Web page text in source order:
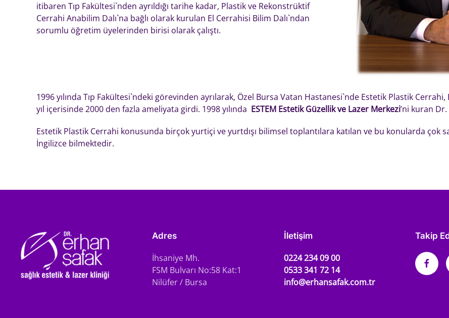
itibaren Tıp Fakültesi`nden ayrıldığı tarihe kadar, Plastik ve Rekonstrüktif
Cerrahi Anabilim Dalı`na bağlı olarak kurulan El Cerrahisi Bilim Dalı`ndan
sorumlu öğretim üyelerinden birisi olarak çalıştı.
1996 yılında Tıp Fakültesi`ndeki görevinden ayrılarak, Özel Bursa Vatan Hastanesi`nde Estetik Plastik
yıl içerisinde 2000 den fazla ameliyata girdi. 1998 yılında ESTEM Estetik Güzellik ve Lazer Merkezi’ni kuran
Estetik Plastik Cerrahi konusunda birçok yurtiçi ve yurtdışı bilimsel toplantılara katılan ve bu konularda çok
İngilizce bilmektedir.
Adres
İhsaniye Mh.
FSM Bulvarı No:58 Kat:1
Nilüfer / Bursa
Takip
İletişim
0224 234 09 00
0533 341 72 14
info@erhansafak.com.tr